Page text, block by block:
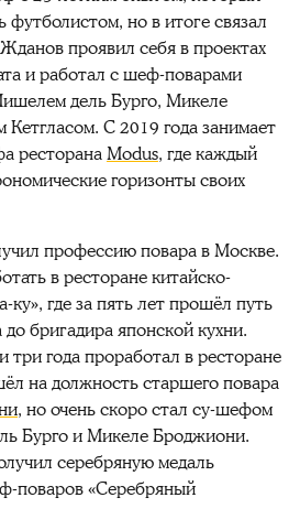
футболистом, но в итоге связал
проявил себя в проектах
и работал с шеф-поварами
дель Бурго, Микеле
С 2019 года занимает
ресторанаModus, где каждый
горизонты своих
профессию повара в Москве.
в ресторане китайско-
ку», где за пять лет прошёл путь
бригадира японской кухни.
три года проработал в ресторане
на должность старшего повара
, но очень скоро стал су-шефом
Бурго и Микеле Броджиони.
серебряную медаль
поваров «Серебряный